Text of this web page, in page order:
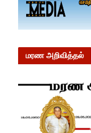
மரண அறிவித்தல்